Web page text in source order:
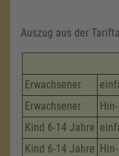
Auszug aus der
Erwachsener
Erwachsener
Kind 6-14 Jahre
Kind 6-14 Jahre